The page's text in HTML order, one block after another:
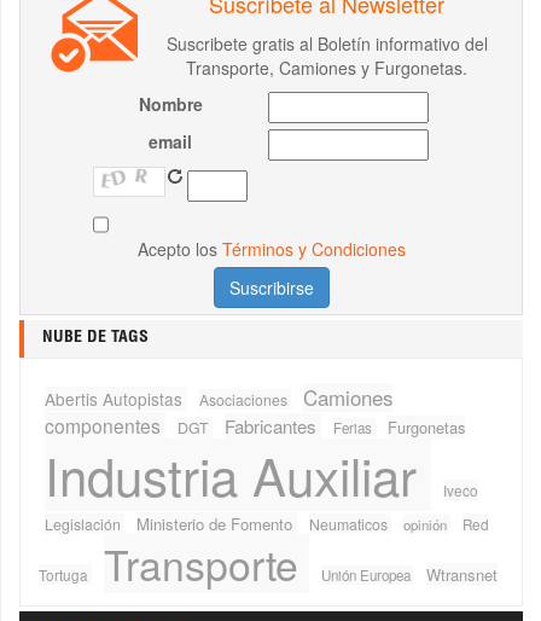
Suscribete gratis al Boletín informativo del
Transporte, Camiones y Furgonetas.
Nombre
email
Acepto los Términos y Condiciones
NUBE DE TAGS
Abertis Autopistas Asociaciones Camiones
componentes DGT Fabricantes Ferias Furgonetas
Industria Auxiliar
Iveco
Legislación
Ministerio de Fomento Neumaticos opinión Red
Tortuga Transporte Unión Europea Wtransnet